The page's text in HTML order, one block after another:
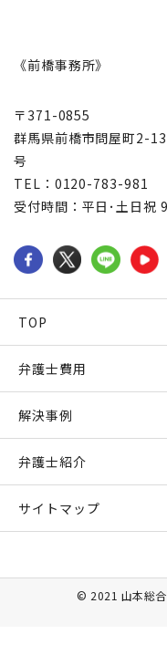
《前橋事務所》
〒371-0855
群馬県前橋市問屋町2-
号
TEL：0120-783-981
受付時間：平日･土日祝
TOP
弁護士費用
解決事例
弁護士紹介
サイトマップ
© 2021 山本総